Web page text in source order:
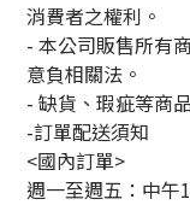
消費者之權利。
- 本公司販售所有
意負相關法。
- 缺貨、瑕疵等商
-訂單配送須知
<國內訂單>
週一至週五：中午